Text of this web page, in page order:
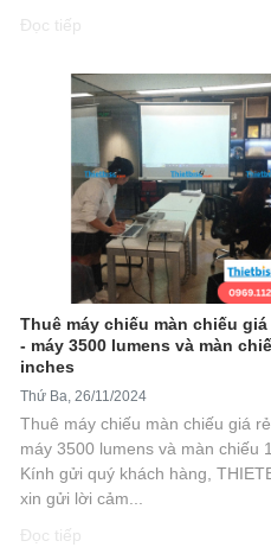
Đọc tiếp
Thuê máy chiếu màn chiếu giá
- máy 3500 lumens và màn
inches
Thứ Ba, 26/11/2024
Thuê máy chiếu màn chiếu giá
máy 3500 lumens và màn chiếu
Kính gửi quý khách hàng,
xin gửi lời cảm...
Đọc tiếp